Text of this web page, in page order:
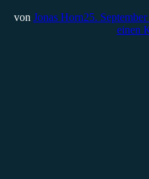
von Jonas Horn25.
einen